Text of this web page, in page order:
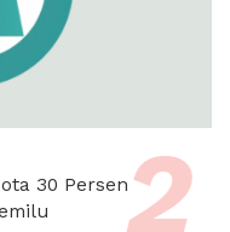
30 Persen